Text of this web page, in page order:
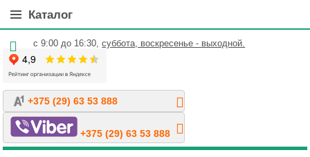
Каталог
с 9:00 до 16:30,суббота, воскресенье - выходной.
+375 (29) 63 53 888
+375 (29) 63 53 888